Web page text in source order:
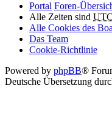
Portal Foren-
Alle Zeiten sind
Alle Cookies des
Das Team
Cookie-Richtlinie
Powered by phpBB®
Deutsche Übersetzung